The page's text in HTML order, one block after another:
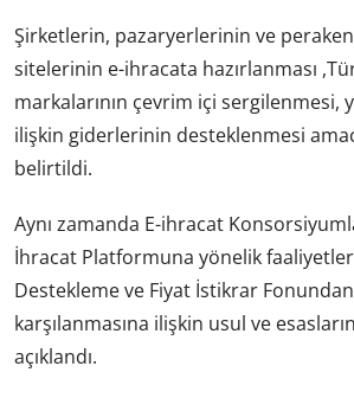
Şirketlerin, pazaryerlerinin ve
sitelerinin e-ihracata hazırlanması
markalarının çevrim içi sergilenmesi,
ilişkin giderlerinin desteklenmesi
belirtildi.
Aynı zamanda E-ihracat
İhracat Platformuna yönelik
Destekleme ve Fiyat İstikrar Fonundan
karşılanmasına ilişkin usul ve
açıklandı.